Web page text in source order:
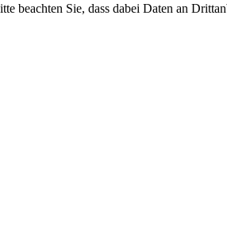
beachten Sie, dass dabei Daten an